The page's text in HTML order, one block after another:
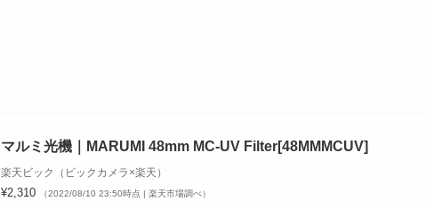
マルミ光機｜MARUMI 48mm MC-UV Filter[48MMMCUV]
楽天ビック（ビックカメラ×楽天）
¥2,310 （2022/08/10 23:50時点 | 楽天市場調べ）